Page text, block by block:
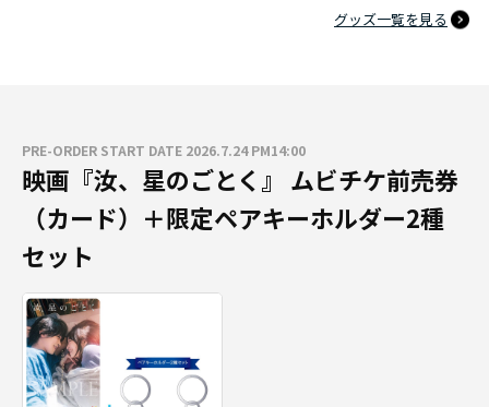
グッズ一覧を見る
PRE-ORDER START DATE 2026.7.24 PM14:00
映画『汝、星のごとく』 ムビチケ前売券
（カード）＋限定ペアキーホルダー2種
セット